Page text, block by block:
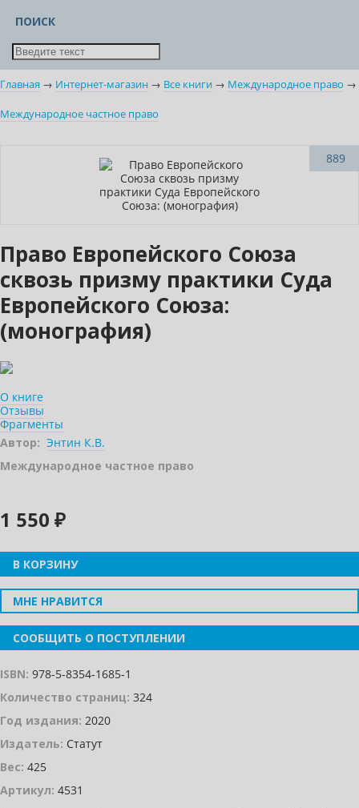
ПОИСК
Главная → Интернет-магазин → Все книги → Международное право →
Международное частное право
889
Право Европейского Союза
сквозь призму практики Суда
Европейского Союза:
(монография)
О книге
Отзывы
Фрагменты
Автор: Энтин К.В.
Международное частное право
1 550 ₽
В КОРЗИНУ
МНЕ НРАВИТСЯ
СООБЩИТЬ О ПОСТУПЛЕНИИ
ISBN: 978-5-8354-1685-1
Количество страниц: 324
Год издания: 2020
Издатель: Статут
Вес: 425
Артикул: 4531